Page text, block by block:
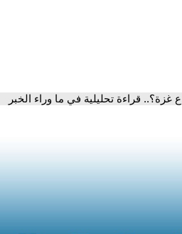
قراءة تحليلية في ما وراء الخبر